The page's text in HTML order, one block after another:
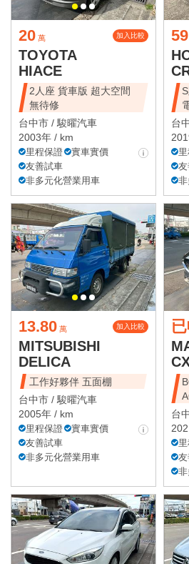
20 萬 加入比較
TOYOTA
HIACE
2人座 貨車版 超大空間
無待修
台中市 / 駿曜汽車
2003年 / km
里程保證
實車實價
友善試車
非多元化營業用車
台
13.80 萬 加入比較
MITSUBISHI
DELICA
工作好夥伴 五面棚
台中市 / 駿曜汽車
2005年 / km
里程保證
實車實價
友善試車
非多元化營業用車
台